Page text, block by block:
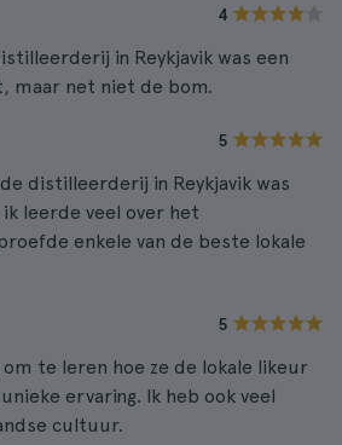
4
in Reykjavik was een
maar net niet de bom.
5
distilleerderij in Reykjavik was
leerde veel over het
enkele van de beste lokale
5
te leren hoe ze de lokale likeur
ervaring. Ik heb ook veel
cultuur.